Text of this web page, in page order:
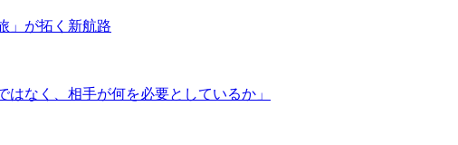
」が拓く新航路
はなく、相手が何を必要としているか」